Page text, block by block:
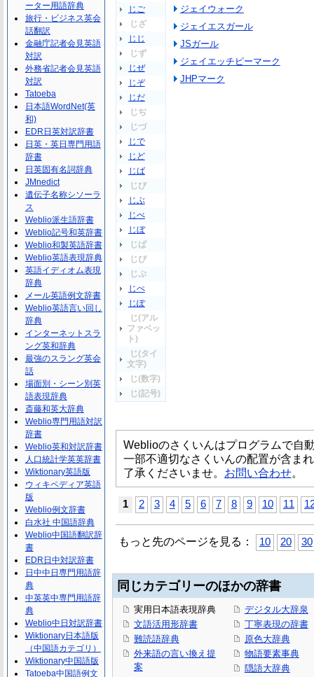
じご
じざ
じじ
じず
じぜ
じぞ
じだ
じぢ
じづ
じで
じど
じば
じび
じぶ
じべ
じぼ
じぱ
じぴ
じぷ
じぺ
じぽ
じ(アル
ファベッ
ト)
じ(タイ
文字)
じ(数字)
じ(記号)
ジェイウォーク
ジェイエスガール
JSガール
ジェイエッチピーマーク
JHPマーク
Weblioのさくいんはプログラムで自
一部不適切なさくいんの配置が含ま
了承くださいませ。 お問い合わせ。
1 2 3 4 5 6 7 8 9 10 11
もっと先のページを見る： 10 20 30
同じカテゴリーのほかの辞書
実用日本語表現辞典
文語活用形辞書
難読語辞典
外来語の言い換え提
案
デジタル大辞泉
丁寧表現の辞書
原色大辞典
物語要素事典
隠語大辞典
ーター用語辞典
旅行・ビジネス英会
話翻訳
金融庁記者会見英語
対訳
外務省記者会見英語
対訳
Tatoeba
日本語WordNet(英
和)
EDR日英対訳辞書
日英・英日専門用語
辞書
日英固有名詞辞典
JMnedict
遺伝子名称シソーラ
ス
Weblio派生語辞書
Weblio記号和英辞書
Weblio和製英語辞書
Weblio英語表現辞典
英語イディオム表現
辞典
メール英語例文辞書
Weblio英語言い回し
辞典
インターネットスラ
ング英和辞典
最強のスラング英会
話
場面別・シーン別英
語表現辞典
斎藤和英大辞典
Weblio専門用語対訳
辞書
Weblio英和対訳辞書
人口統計学英英辞書
Wiktionary英語版
ウィキペディア英語
版
Weblio例文辞書
白水社 中国語辞典
Weblio中国語翻訳辞
書
EDR日中対訳辞書
日中中日専門用語辞
典
中英英中専門用語辞
典
Weblio中日対訳辞書
Wiktionary日本語版
（中国語カテゴリ）
Wiktionary中国語版
Tatoeba中国語例文